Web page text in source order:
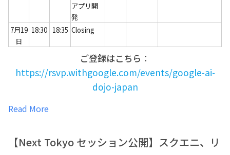
アプリ開
発
7月19
日
18:30 18:35 Closing
ご登録はこちら ：
https://rsvp.withgoogle.com/events/google-ai-
dojo-japan
Read More
【Next Tokyo セッション公開】スクエニ、リ